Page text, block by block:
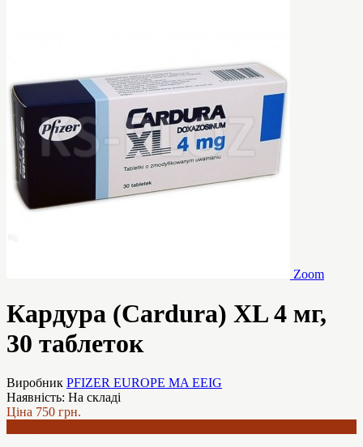
Zoom
Кардура (Cardura) XL 4 мг,
30 таблеток
Виробник PFIZER EUROPE MA EEIG
Наявність: На складі
Ціна 750 грн.